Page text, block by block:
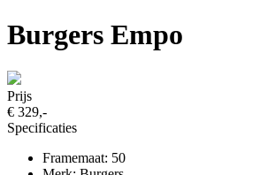
Burgers Empo
Prijs
€ 329,-
Specificaties
Framemaat: 50